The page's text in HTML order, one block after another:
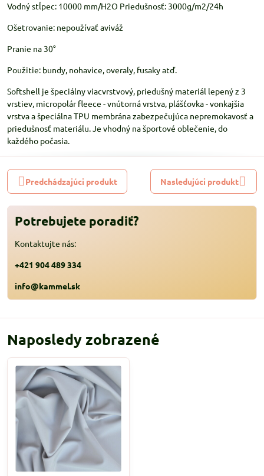
Vodný stĺpec: 10000 mm/H2O Priedušnosť: 3000g/m2/24h
Ošetrovanie: nepoužívať aviváž
Pranie na 30°
Použitie: bundy, nohavice, overaly, fusaky atď.
Softshell je špeciálny viacvrstvový, priedušný materiál lepený z 3
vrstiev, micropolár fleece - vnútorná vrstva, plášťovka - vonkajšia
vrstva a špeciálna TPU membrána zabezpečujúca nepremokavosť a
priedušnosť materiálu. Je vhodný na športové oblečenie, do
každého počasia.
Predchádzajúci produkt Nasledujúci produkt
Potrebujete poradiť?
Kontaktujte nás:
+421 904 489 334
info@kammel.sk
Naposledy zobrazené